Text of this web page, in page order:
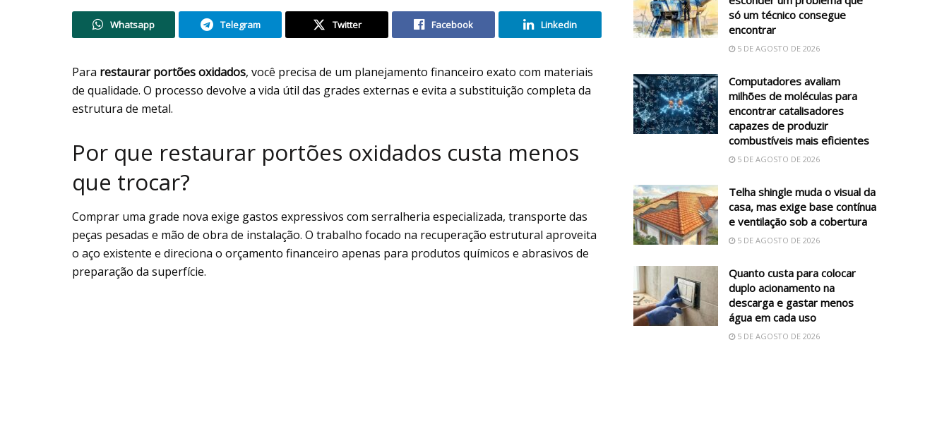
Whatsapp Telegram Twitter Facebook Linkedin
Para restaurar portões oxidados, você precisa de um planejamento financeiro exato com materiais
de qualidade. O processo devolve a vida útil das grades externas e evita a substituição completa da
estrutura de metal.
Por que restaurar portões oxidados custa menos
que trocar?
Comprar uma grade nova exige gastos expressivos com serralheria especializada, transporte das
peças pesadas e mão de obra de instalação. O trabalho focado na recuperação estrutural aproveita
o aço existente e direciona o orçamento financeiro apenas para produtos químicos e abrasivos de
preparação da superfície.
só um técnico consegue
encontrar
5 DE AGOSTO DE 2026
Computadores avaliam
milhões de moléculas para
encontrar catalisadores
capazes de produzir
combustíveis mais eficientes
5 DE AGOSTO DE 2026
Telha shingle muda o visual da
casa, mas exige base contínua
e ventilação sob a cobertura
5 DE AGOSTO DE 2026
Quanto custa para colocar
duplo acionamento na
descarga e gastar menos
água em cada uso
5 DE AGOSTO DE 2026